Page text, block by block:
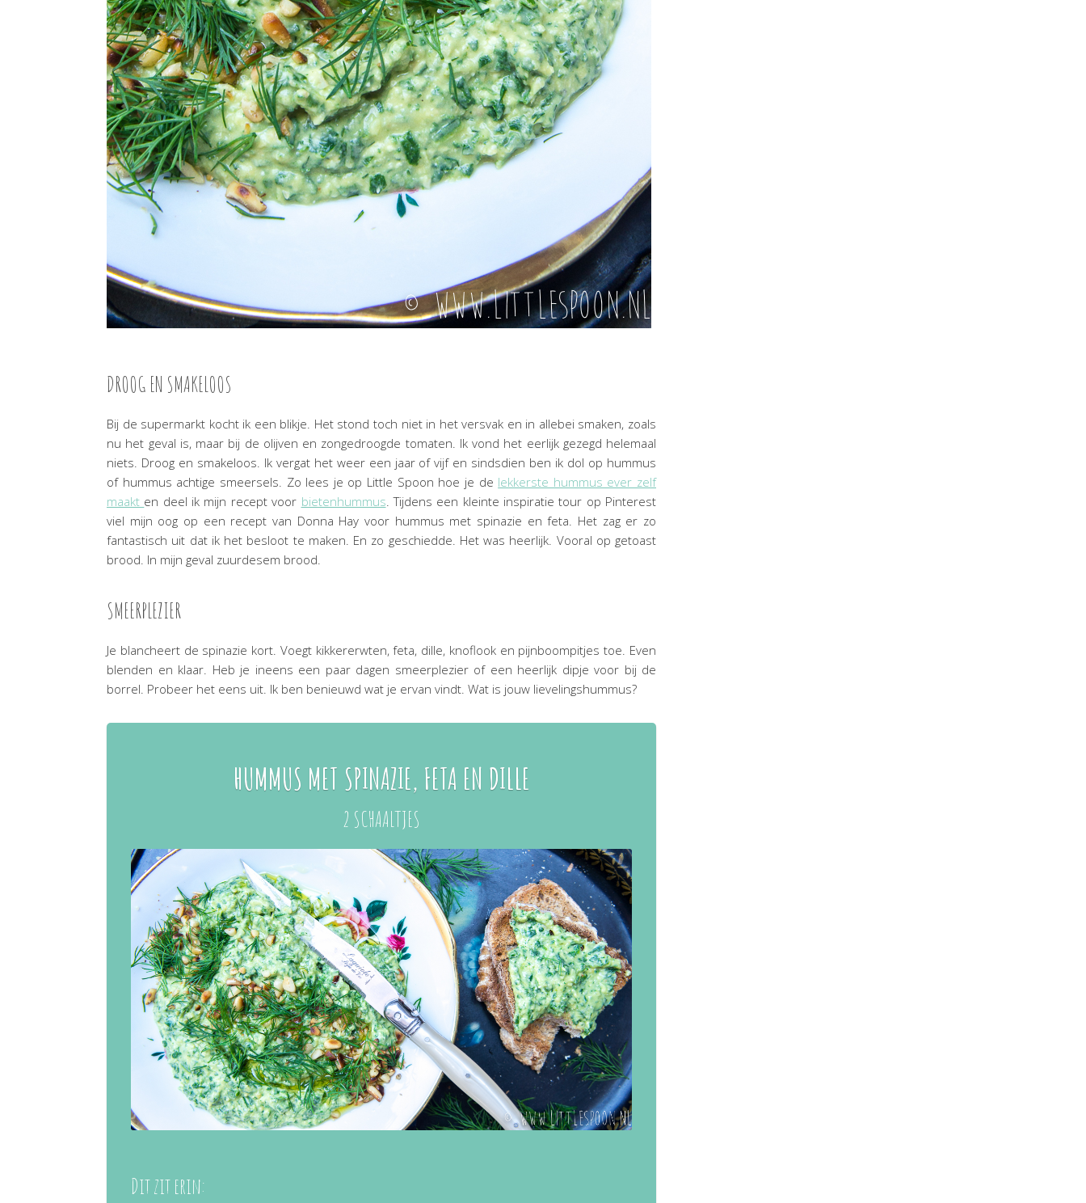
DROOG EN SMAKELOOS
Bij de supermarkt kocht ik een blikje. Het stond toch niet in het versvak en in allebei smaken, zoals
nu het geval is, maar bij de olijven en zongedroogde tomaten. Ik vond het eerlijk gezegd helemaal
niets. Droog en smakeloos. Ik vergat het weer een jaar of vijf en sindsdien ben ik dol op hummus
of hummus achtige smeersels. Zo lees je op Little Spoon hoe je de lekkerste hummus ever zelf
maakt en deel ik mijn recept voor bietenhummus . Tijdens een kleinte inspiratie tour op Pinterest
viel mijn oog op een recept van Donna Hay voor hummus met spinazie en feta. Het zag er zo
fantastisch uit dat ik het besloot te maken. En zo geschiedde. Het was heerlijk. Vooral op getoast
brood. In mijn geval zuurdesem brood.
SMEERPLEZIER
Je blancheert de spinazie kort. Voegt kikkererwten, feta, dille, knoflook en pijnboompitjes toe. Even
blenden en klaar. Heb je ineens een paar dagen smeerplezier of een heerlijk dipje voor bij de
borrel. Probeer het eens uit. Ik ben benieuwd wat je ervan vindt. Wat is jouw lievelingshummus?
HUMMUS MET SPINAZIE, FETA EN DILLE
2 SCHAALTJES
Dit zit erin: